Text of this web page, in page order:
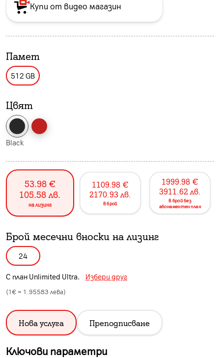
Купи от видео магазин
Памет
512 GB
Цвят
Black
53.98 €
105.58 лв.
на лизинг
1109.98 €
2170.93 лв.
в брой
1999.98 €
3911.62 лв.
в брой без
абонаментен план
Брой месечни вноски на лизинг
24
С план Unlimited Ultra. Избери друг
(1€ = 1.95583 лева)
Нова услуга Преподписване
Ключови параметри